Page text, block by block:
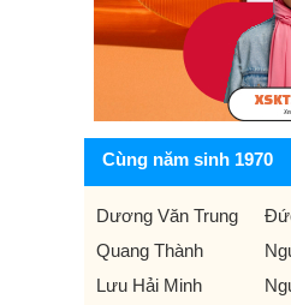
Cùng năm sinh 1970
Dương Văn Trung
Quang Thành
Lưu Hải Minh